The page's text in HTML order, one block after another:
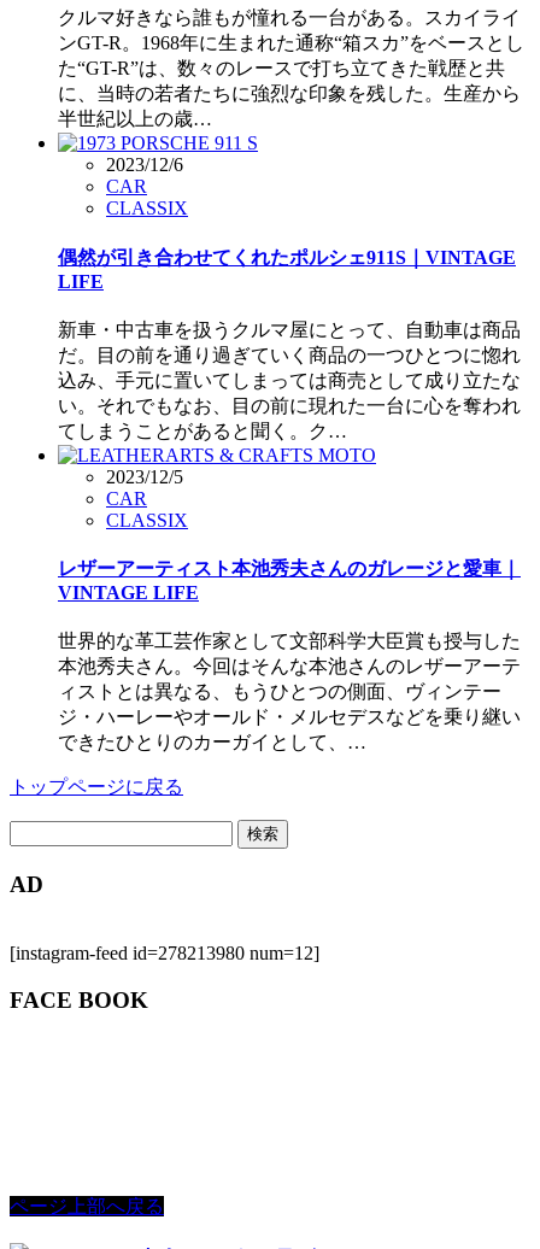
クルマ好きなら誰もが憧れる一台がある。スカイライ
ンGT-R。1968年に生まれた通称“箱スカ”をベースとし
た“GT-R”は、数々のレースで打ち立てきた戦歴と共
に、当時の若者たちに強烈な印象を残した。生産から
半世紀以上の歳…
2023/12/6
CAR
CLASSIX
偶然が引き合わせてくれたポルシェ911S｜VINTAGE
LIFE
新車・中古車を扱うクルマ屋にとって、自動車は商品
だ。目の前を通り過ぎていく商品の一つひとつに惚れ
込み、手元に置いてしまっては商売として成り立たな
い。それでもなお、目の前に現れた一台に心を奪われ
てしまうことがあると聞く。ク…
2023/12/5
CAR
CLASSIX
レザーアーティスト本池秀夫さんのガレージと愛車｜
VINTAGE LIFE
世界的な革工芸作家として文部科学大臣賞も授与した
本池秀夫さん。今回はそんな本池さんのレザーアーテ
ィストとは異なる、もうひとつの側面、ヴィンテー
ジ・ハーレーやオールド・メルセデスなどを乗り継い
できたひとりのカーガイとして、…
トップページに戻る
AD
[instagram-feed id=278213980 num=12]
FACE BOOK
ページ上部へ戻る